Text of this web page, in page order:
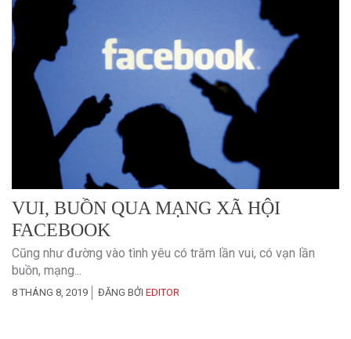
VUI, BUỒN QUA MẠNG XÃ HỘI
FACEBOOK
Cũng như đường vào tình yêu có trăm lần vui, có vạn lần
buồn, mạng...
8 THÁNG 8, 2019 ĐĂNG BỞI EDITOR